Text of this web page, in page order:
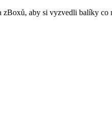
aby si vyzvedli balíky